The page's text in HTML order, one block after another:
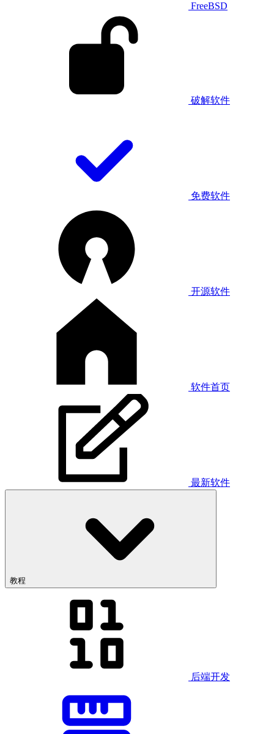
FreeBSD
破解软件
免费软件
开源软件
软件首页
最新软件
教程
后端开发